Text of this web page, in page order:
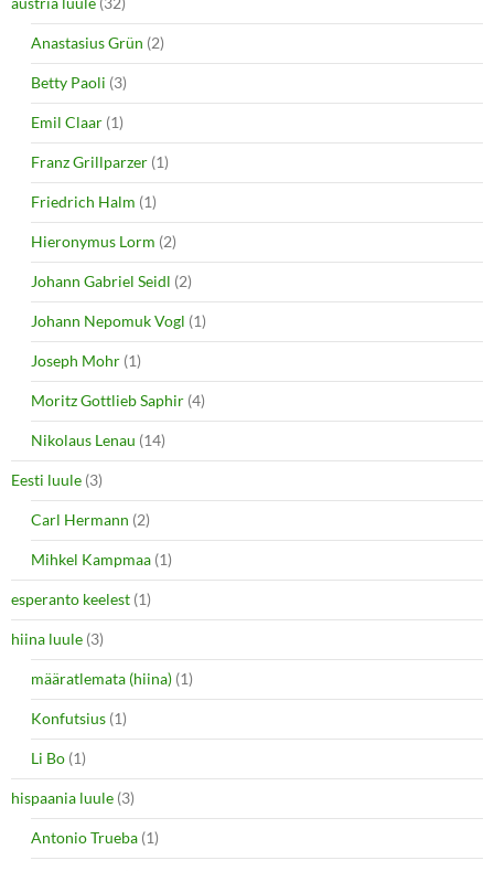
) w
)
Anastasius Grün (2)
Betty Paoli (3)
Emil Claar (1)
Franz Grillparzer (1)
Friedrich Halm (1)
Hieronymus Lorm (2)
Johann Gabriel Seidl (2)
Johann Nepomuk Vogl (1)
Joseph Mohr (1)
Moritz Gottlieb Saphir (4)
Nikolaus Lenau (14)
Eesti luule (3)
Carl Hermann (2)
Mihkel Kampmaa (1)
esperanto keelest (1)
hiina luule (3)
määratlemata (hiina) (1)
Konfutsius (1)
Li Bo (1)
hispaania luule (3)
Antonio Trueba (1)